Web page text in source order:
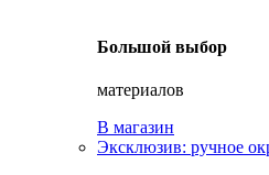
Большой выбор
материалов
В магазин
Эксклюзив: ручное